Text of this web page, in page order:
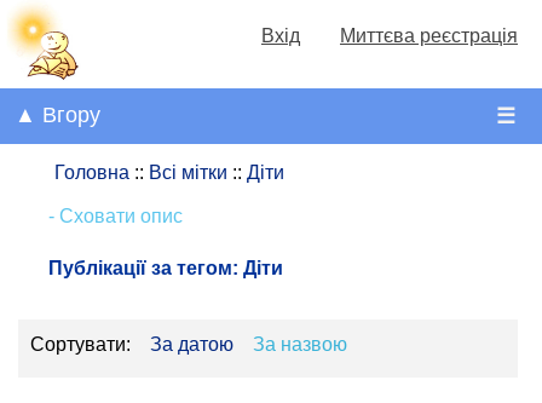
Вхід Миттєва реєстрація
☰
▲ Вгору
Головна :: Всі мітки :: Діти
- Сховати опис
Публікації за тегом: Діти
Сортувати: За датою За назвою